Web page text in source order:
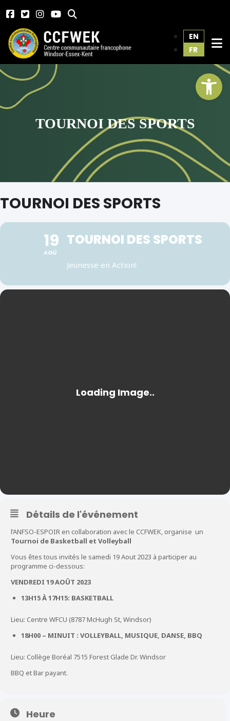
EN
FR
TOURNOI DES SPORTS
TOURNOI DES SPORTS
19
AOÛ
TOURNOI DES SPORTS
Jeunesse en Action!
Détails de l'événement
l’ANFSO-ESPOIR en collaboration avec le CCFWEK, organise un
Tournoi de Basketball et Volleyball
Vous êtes tous invités le samedi 19 Aout 2023 à participer au
programme ci-dessous:
VENDREDI 19 AOÛT 2023
13H15 À 17H15: BASKETBALL
Lieu: Centre WFCU (8787 McHugh St, Windsor)
18H00 – MINUIT : VOLLEYBALL, MUSIQUE, DANSE, BBQ
Lieu: Collège Boréal 7515 Forest Glade Dr. Windsor
BBQ et Bar payant.
Heure